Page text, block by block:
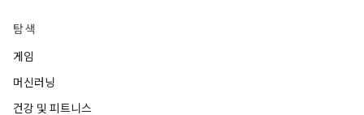
탐색
게임
머신러닝
건강 및 피트니스